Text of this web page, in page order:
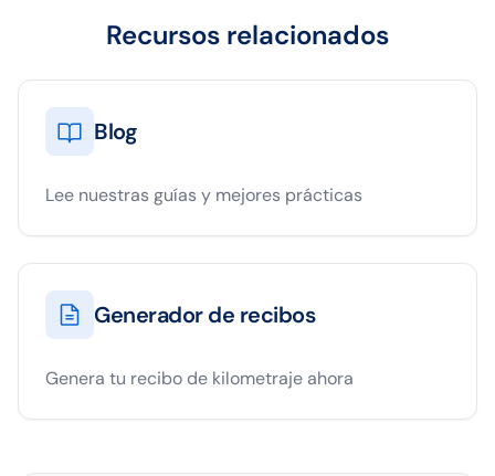
Recursos relacionados
Blog
Lee nuestras guías y mejores prácticas
Generador de recibos
Genera tu recibo de kilometraje ahora